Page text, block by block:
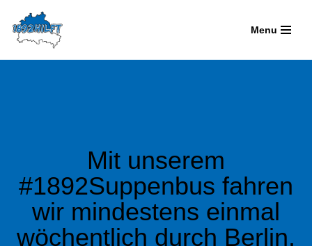
Zum
Menu
Mit unserem
#1892Suppenbus fahren
wir mindestens einmal
wöchentlich durch Berlin.